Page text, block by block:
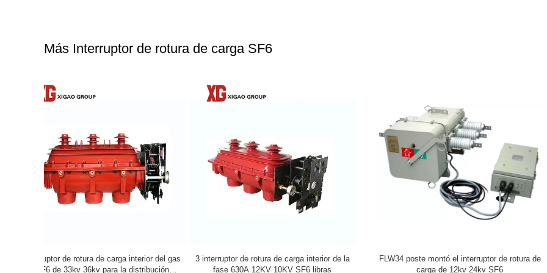
Más Interruptor de rotura de carga SF6
3 interruptor de rotura de carga interior de la
fase 630A 12KV 10KV SF6 libras
FLW34 poste montó el interruptor de rotura de
carga de 12kv 24kv SF6
Dispositivo de distribución medio
voltaje del interruptor de rotura de